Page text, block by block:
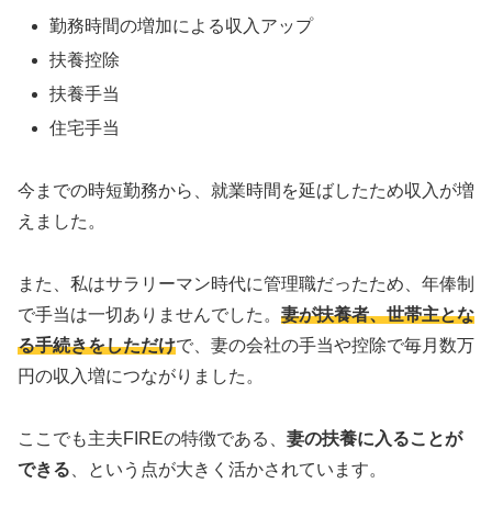
勤務時間の増加による収入アップ
扶養控除
扶養手当
住宅手当
今までの時短勤務から、就業時間を延ばしたため収入が増
えました。
また、私はサラリーマン時代に管理職だったため、年俸制
で手当は一切ありませんでした。 妻が扶養者、世帯主とな
る手続きをしただけで、妻の会社の手当や控除で毎月数万
円の収入増につながりました。
ここでも主夫FIREの特徴である、 妻の扶養に入ることが
できる 、という点が大きく活かされています。